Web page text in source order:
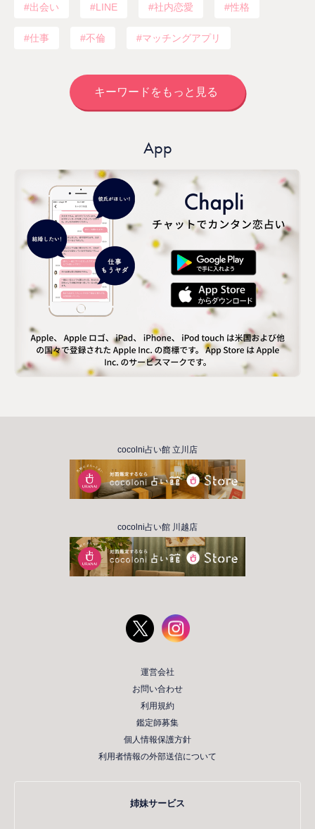
出会い LINE 社内恋愛 性格
仕事 不倫 マッチングアプリ
キーワードをもっと見る
App
cocolni占い館 立川店
cocolni占い館 川越店
運営会社
お問い合わせ
利用規約
鑑定師募集
個人情報保護方針
利用者情報の外部送信について
姉妹サービス